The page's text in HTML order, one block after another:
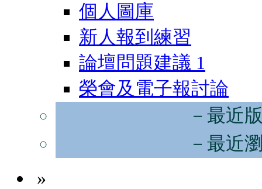
個人圖庫
新人報到練習
論壇問題建議 1
榮會及電子報討論
－最近
－最近
»